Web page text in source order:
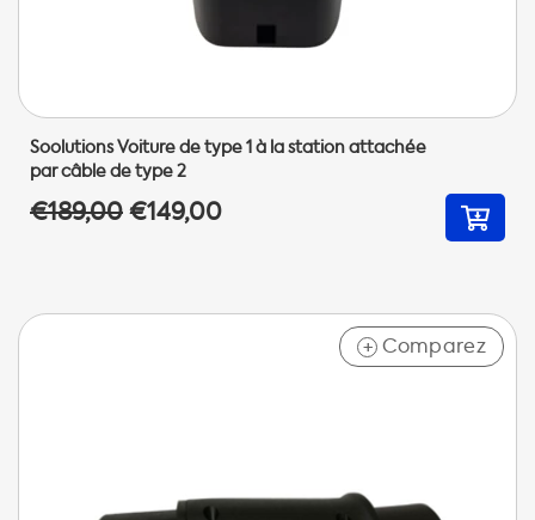
Soolutions Voiture de type 1 à la station attachée
par câble de type 2
€189,00€149,00
+ Comparez